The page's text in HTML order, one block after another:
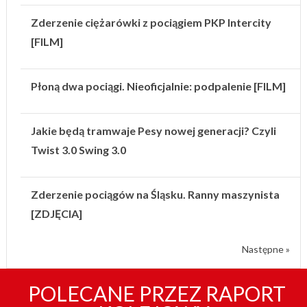
Zderzenie ciężarówki z pociągiem PKP Intercity
[FILM]
Płoną dwa pociągi. Nieoficjalnie: podpalenie [FILM]
Jakie będą tramwaje Pesy nowej generacji? Czyli
Twist 3.0 Swing 3.0
Zderzenie pociągów na Śląsku. Ranny maszynista
[ZDJĘCIA]
Następne »
POLECANE PRZEZ RAPORT